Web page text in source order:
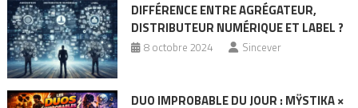
DIFFÉRENCE ENTRE AGRÉGATEUR,
DISTRIBUTEUR NUMÉRIQUE ET LABEL ?
8 octobre 2024 Sincever
DUO IMPROBABLE DU JOUR : MŸSTIKA ×